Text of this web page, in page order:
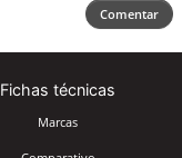
Comentar
Fichas técnicas
Marcas